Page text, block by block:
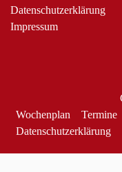
Datenschutzerklärung
Impressum
Wochenplan
Termine
Datenschutzerklärung